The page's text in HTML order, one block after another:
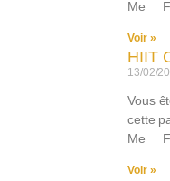
Me
Voir »
HIIT
13/02/
Vous
cette
Me
Voir »